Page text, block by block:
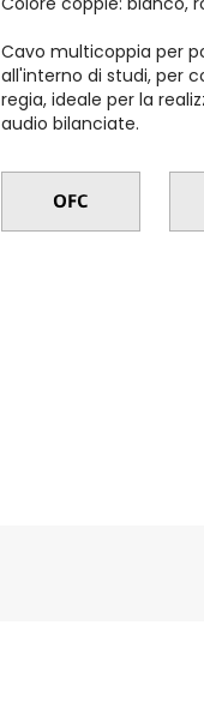
Cavo multicoppia per
all'interno di studi, per
regia, ideale per la
audio bilanciate.